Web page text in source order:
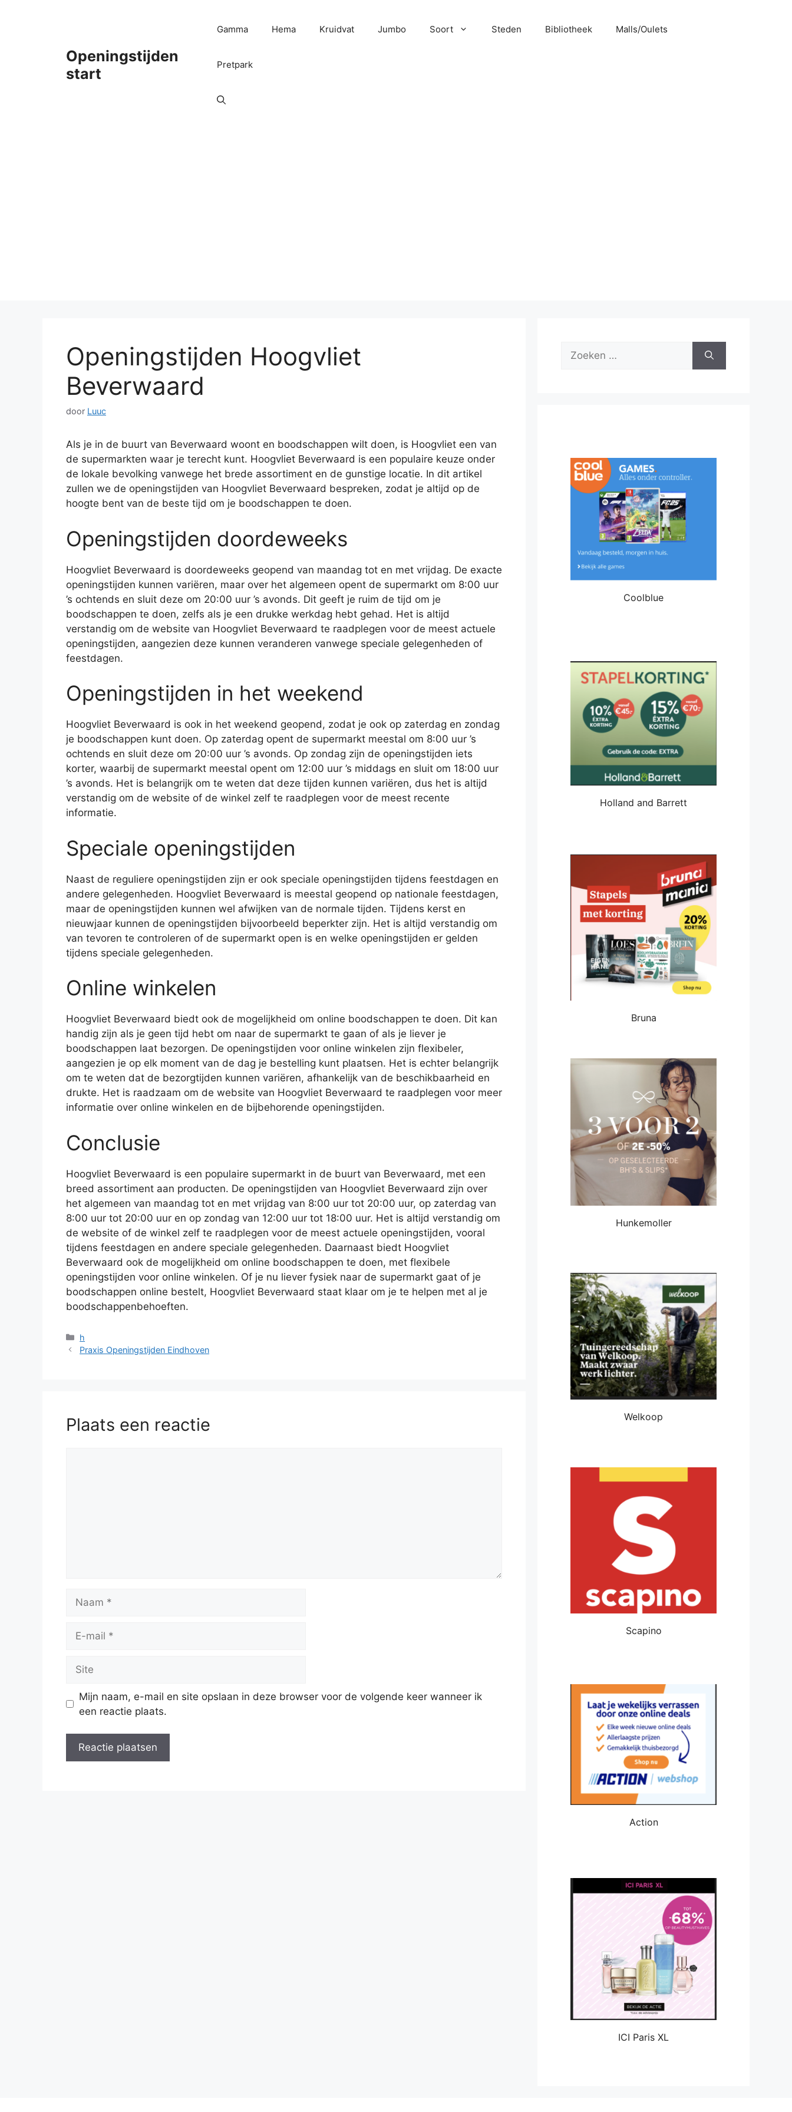
Openingstijden
start
Gamma Hema Kruidvat Jumbo Soort Steden Bibliotheek Malls/Oulets
Pretpark
Openingstijden Hoogvliet
Beverwaard
door Luuc
Als je in de buurt van Beverwaard woont en boodschappen wilt doen, is Hoogvliet een van
de supermarkten waar je terecht kunt. Hoogvliet Beverwaard is een populaire keuze onder
de lokale bevolking vanwege het brede assortiment en de gunstige locatie. In dit artikel
zullen we de openingstijden van Hoogvliet Beverwaard bespreken, zodat je altijd op de
hoogte bent van de beste tijd om je boodschappen te doen.
Openingstijden doordeweeks
Hoogvliet Beverwaard is doordeweeks geopend van maandag tot en met vrijdag. De exacte
openingstijden kunnen variëren, maar over het algemeen opent de supermarkt om 8:00 uur
’s ochtends en sluit deze om 20:00 uur ’s avonds. Dit geeft je ruim de tijd om je
boodschappen te doen, zelfs als je een drukke werkdag hebt gehad. Het is altijd
verstandig om de website van Hoogvliet Beverwaard te raadplegen voor de meest actuele
openingstijden, aangezien deze kunnen veranderen vanwege speciale gelegenheden of
feestdagen.
Openingstijden in het weekend
Hoogvliet Beverwaard is ook in het weekend geopend, zodat je ook op zaterdag en zondag
je boodschappen kunt doen. Op zaterdag opent de supermarkt meestal om 8:00 uur ’s
ochtends en sluit deze om 20:00 uur ’s avonds. Op zondag zijn de openingstijden iets
korter, waarbij de supermarkt meestal opent om 12:00 uur ’s middags en sluit om 18:00 uur
’s avonds. Het is belangrijk om te weten dat deze tijden kunnen variëren, dus het is altijd
verstandig om de website of de winkel zelf te raadplegen voor de meest recente
informatie.
Speciale openingstijden
Naast de reguliere openingstijden zijn er ook speciale openingstijden tijdens feestdagen en
andere gelegenheden. Hoogvliet Beverwaard is meestal geopend op nationale feestdagen,
maar de openingstijden kunnen wel afwijken van de normale tijden. Tijdens kerst en
nieuwjaar kunnen de openingstijden bijvoorbeeld beperkter zijn. Het is altijd verstandig om
van tevoren te controleren of de supermarkt open is en welke openingstijden er gelden
tijdens speciale gelegenheden.
Online winkelen
Hoogvliet Beverwaard biedt ook de mogelijkheid om online boodschappen te doen. Dit kan
handig zijn als je geen tijd hebt om naar de supermarkt te gaan of als je liever je
boodschappen laat bezorgen. De openingstijden voor online winkelen zijn flexibeler,
aangezien je op elk moment van de dag je bestelling kunt plaatsen. Het is echter belangrijk
om te weten dat de bezorgtijden kunnen variëren, afhankelijk van de beschikbaarheid en
drukte. Het is raadzaam om de website van Hoogvliet Beverwaard te raadplegen voor meer
informatie over online winkelen en de bijbehorende openingstijden.
Conclusie
Hoogvliet Beverwaard is een populaire supermarkt in de buurt van Beverwaard, met een
breed assortiment aan producten. De openingstijden van Hoogvliet Beverwaard zijn over
het algemeen van maandag tot en met vrijdag van 8:00 uur tot 20:00 uur, op zaterdag van
8:00 uur tot 20:00 uur en op zondag van 12:00 uur tot 18:00 uur. Het is altijd verstandig om
de website of de winkel zelf te raadplegen voor de meest actuele openingstijden, vooral
tijdens feestdagen en andere speciale gelegenheden. Daarnaast biedt Hoogvliet
Beverwaard ook de mogelijkheid om online boodschappen te doen, met flexibele
openingstijden voor online winkelen. Of je nu liever fysiek naar de supermarkt gaat of je
boodschappen online bestelt, Hoogvliet Beverwaard staat klaar om je te helpen met al je
boodschappenbehoeften.
Categorieën
h
Praxis Openingstijden Eindhoven
Plaats een reactie
mail
Mijn naam, e-mail en site opslaan in deze browser voor de volgende keer wanneer ik
een reactie plaats.
Zoek
Coolblue
Holland and Barrett
Bruna
Hunkemoller
Welkoop
Scapino
Action
ICI Paris XL